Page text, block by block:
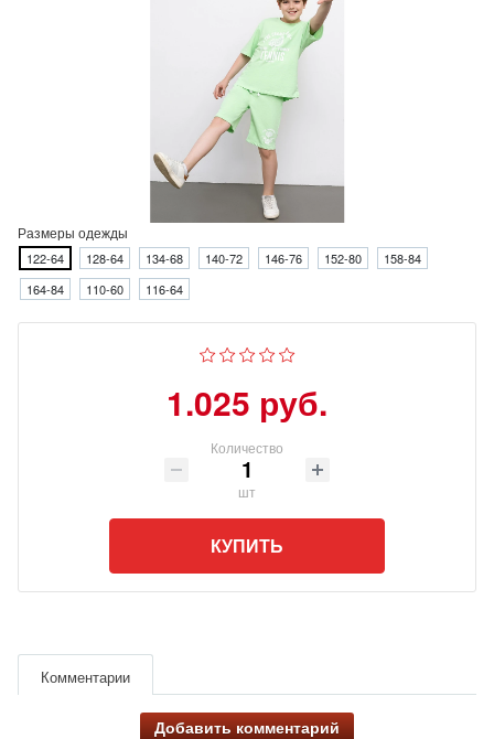
Размеры одежды
122-64 128-64 134-68 140-72 146-76 152-80
158-84
164-84
110-60 116-64
1.025 руб.
Количество
шт
КУПИТЬ
Комментарии
Добавить комментарий